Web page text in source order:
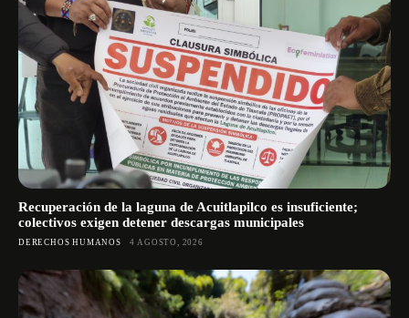
Recuperación de la laguna de Acuitlapilco es insuficiente;
colectivos exigen detener descargas municipales
DERECHOS HUMANOS 4 AGOSTO, 2026